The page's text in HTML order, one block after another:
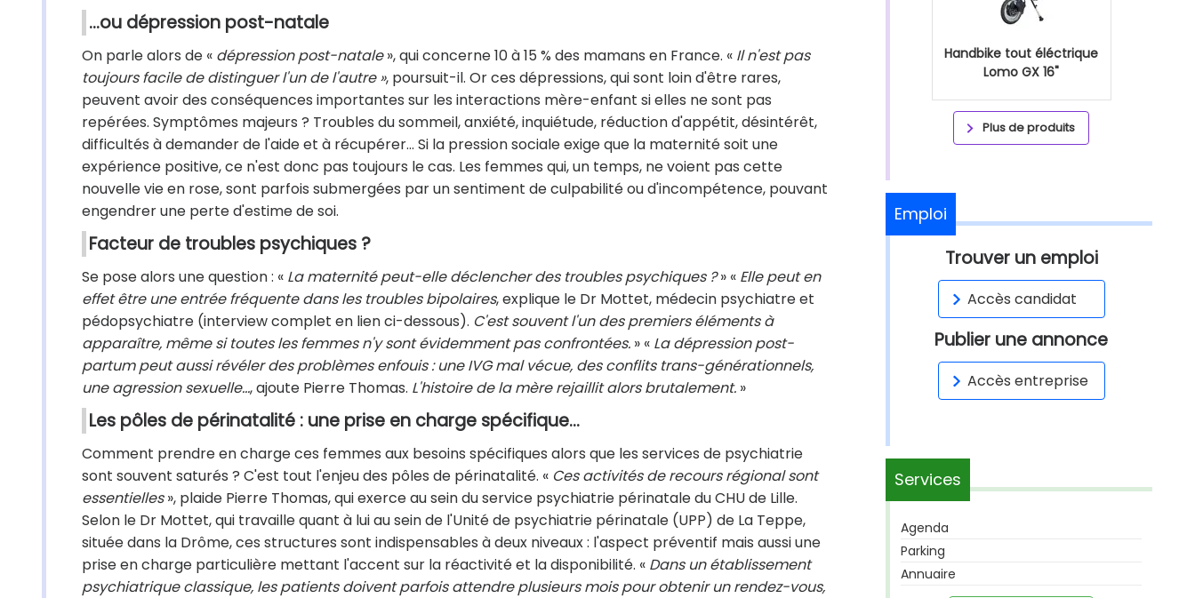
…ou dépression post-natale
On parle alors de « dépression post-natale», qui concerne 10 à 15 % des mamans en France. « Il n'est pas
toujours facile de distinguer l'un de l'autre », poursuit-il. Or ces dépressions, qui sont loin d'être rares,
peuvent avoir des conséquences importantes sur les interactions mère-enfant si elles ne sont pas
repérées. Symptômes majeurs ? Troubles du sommeil, anxiété, inquiétude, réduction d'appétit, désintérêt,
difficultés à demander de l'aide et à récupérer... Si la pression sociale exige que la maternité soit une
expérience positive, ce n'est donc pas toujours le cas. Les femmes qui, un temps, ne voient pas cette
nouvelle vie en rose, sont parfois submergées par un sentiment de culpabilité ou d'incompétence, pouvant
engendrer une perte d'estime de soi.
Facteur de troubles psychiques ?
Se pose alors une question : « La maternité peut-elle déclencher des troubles psychiques ?» « Elle peut en
effet être une entrée fréquente dans les troubles bipolaires, explique le Dr Mottet, médecin psychiatre et
pédopsychiatre (interview complet en lien ci-dessous). C'est souvent l'un des premiers éléments à
apparaître, même si toutes les femmes n'y sont évidemment pas confrontées. » « La dépression post-
partum peut aussi révéler des problèmes enfouis : une IVG mal vécue, des conflits trans-générationnels,
une agression sexuelle..., ajoute Pierre Thomas. L'histoire de la mère rejaillit alors brutalement. »
Les pôles de périnatalité : une prise en charge spécifique...
Comment prendre en charge ces femmes aux besoins spécifiques alors que les services de psychiatrie
sont souvent saturés ? C'est tout l'enjeu des pôles de périnatalité. « Ces activités de recours régional sont
essentielles», plaide Pierre Thomas, qui exerce au sein du service psychiatrie périnatale du CHU de Lille.
Selon le Dr Mottet, qui travaille quant à lui au sein de l'Unité de psychiatrie périnatale (UPP) de La Teppe,
située dans la Drôme, ces structures sont indispensables à deux niveaux : l'aspect préventif mais aussi une
prise en charge particulière mettant l'accent sur la réactivité et la disponibilité. « Dans un établissement
psychiatrique classique, les patients doivent parfois attendre plusieurs mois pour obtenir un rendez-vous,
Handbike tout éléctrique
Lomo GX 16"
Plus de produits
Emploi
Trouver un emploi
Accès candidat
Publier une annonce
Accès entreprise
Services
Agenda
Parking
Annuaire